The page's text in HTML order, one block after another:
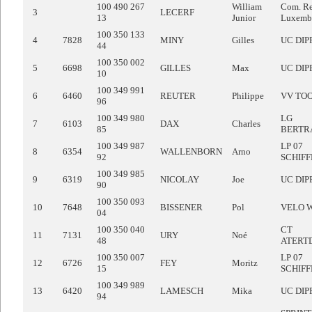
3
100 490 267
13
LECERF
William
Junior
Com.
4 7828
100 350 133
44
MINY Gilles UC
5 6698
100 350 002
10
GILLES Max UC
6 6460
100 349 991
96
REUTER Philippe VV
7 6103
100 349 980
85
DAX Charles
LG
8 6354
100 349 987
92
WALLENBORN Arno
LP 07
9 6319
100 349 985
90
NICOLAY Joe UC
10 7648
100 350 093
04
BISSENER Pol VELO
11 7131
100 350 040
48
URY Noé
CT
12 6726
100 350 007
15
FEY Moritz
LP 07
13 6420
100 349 989
94
LAMESCH Mika UC